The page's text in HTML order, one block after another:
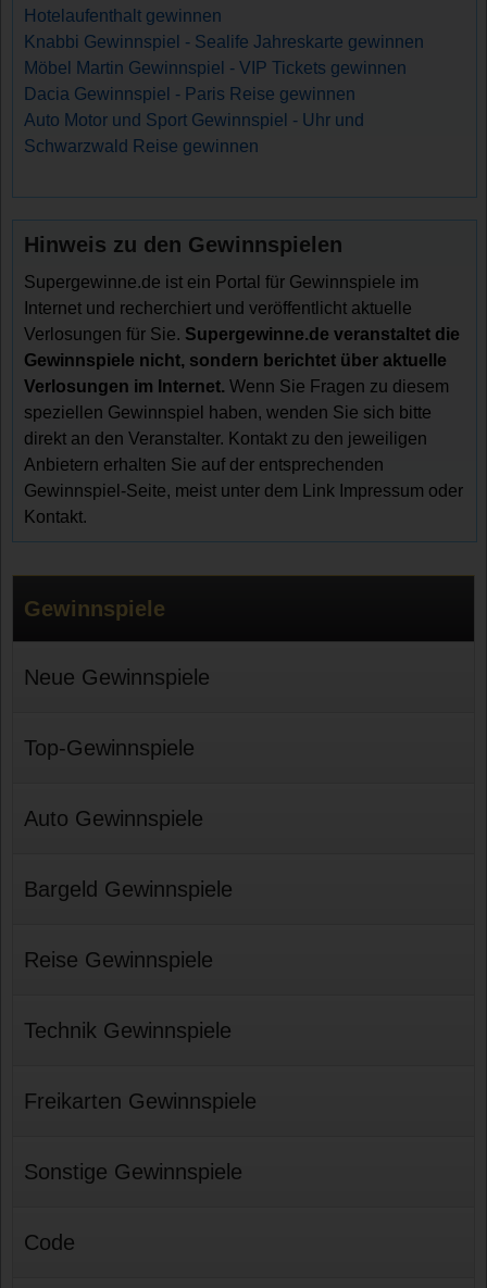
Hotelaufenthalt gewinnen
Knabbi Gewinnspiel - Sealife Jahreskarte gewinnen
Möbel Martin Gewinnspiel - VIP Tickets gewinnen
Dacia Gewinnspiel - Paris Reise gewinnen
Auto Motor und Sport Gewinnspiel - Uhr und
Schwarzwald Reise gewinnen
Hinweis zu den Gewinnspielen
Supergewinne.de ist ein Portal für Gewinnspiele im
Internet und recherchiert und veröffentlicht aktuelle
Verlosungen für Sie. Supergewinne.de veranstaltet die
Gewinnspiele nicht, sondern berichtet über aktuelle
Verlosungen im Internet. Wenn Sie Fragen zu diesem
speziellen Gewinnspiel haben, wenden Sie sich bitte
direkt an den Veranstalter. Kontakt zu den jeweiligen
Anbietern erhalten Sie auf der entsprechenden
Gewinnspiel-Seite, meist unter dem Link Impressum oder
Kontakt.
Gewinnspiele
Neue Gewinnspiele
Top-Gewinnspiele
Auto Gewinnspiele
Bargeld Gewinnspiele
Reise Gewinnspiele
Technik Gewinnspiele
Freikarten Gewinnspiele
Sonstige Gewinnspiele
Code